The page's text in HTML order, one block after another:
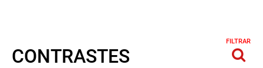
CONTRASTES
FILTRAR